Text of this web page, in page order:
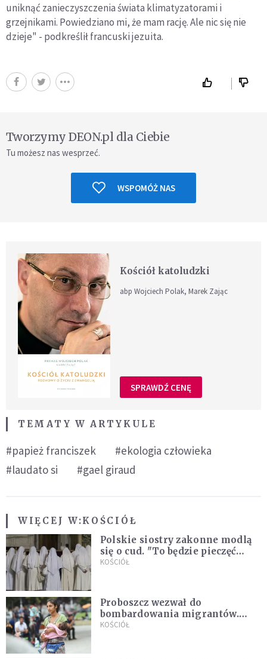
uniknąć zanieczyszczenia świata klimatyzatorami i
grzejnikami. Powiedziano mi, że mam rację. Ale nic się nie
dzieje" - podkreślił francuski jezuita.
Tworzymy DEON.pl dla Ciebie
Tu możesz nas wesprzeć.
WSPOMÓŻ NAS
Kościół katoludzki
abp Wojciech Polak, Marek Zając
SPRAWDŹ CENĘ
TEMATY W ARTYKULE
#papież franciszek
#ekologia człowieka
#laudato si
#gael giraud
WIĘCEJ W:KOŚCIÓŁ
Polskie siostry zakonne modlą
się o cud. "To będzie pieczęć
Pana Boga dla naszej wiary"
KOŚCIÓŁ
Proboszcz wezwał do
bombardowania migrantów.
"Masowy ogień przeciwko
KOŚCIÓŁ